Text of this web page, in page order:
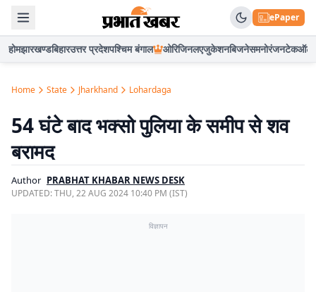
ePaper
होमझारखण्डबिहारउत्तर प्रदेशपश्चिम बंगाल ओरिजिनलएजुकेशनबिजनेसमनोरंजनटेकऑटो
Home State Jharkhand Lohardaga
54 घंटे बाद भक्सो पुलिया के समीप से शव
बरामद
Author PRABHAT KHABAR NEWS DESK
UPDATED:THU, 22 AUG 2024 10:40 PM (IST)
विज्ञापन